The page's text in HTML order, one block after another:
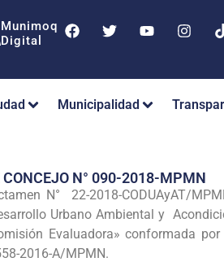
Munimoq
Digital
Municipalidad
CONCEJO N° 090-2018-MPMN
N° 22-2018-CODUAyAT/
Urbano Ambiental y
Evaluadora» conformada
2016-A/MPMN.